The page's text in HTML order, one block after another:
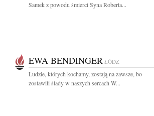
Samek z powodu śmierci Syna Roberta...
EWA BENDINGER ŁÓDŹ
Ludzie, których kochamy, zostają na zawsze, bo
zostawili ślady w naszych sercach W...